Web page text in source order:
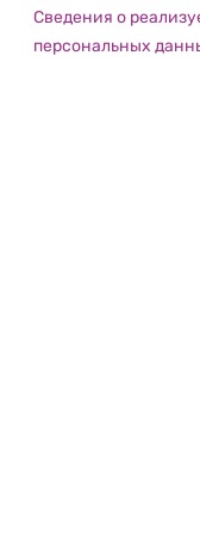
Сведения о
персональных